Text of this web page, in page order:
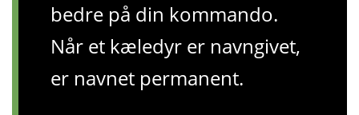
bedre på din kommando.
Når et kæledyr er navngivet,
er navnet permanent.